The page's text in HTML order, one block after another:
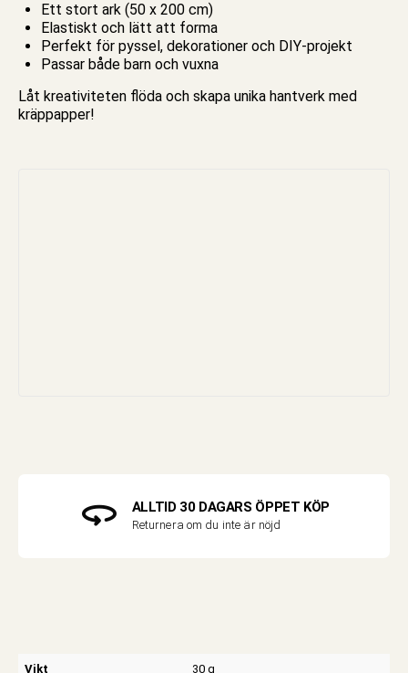
Ett stort ark (50 x 200 cm)
Elastiskt och lätt att forma
Perfekt för pyssel , dekorationer och DIY-projekt
Passar både barn och vuxna
Låt kreativiteten flöda och skapa unika hantverk med
kräppapper!
ALLTID 30 DAGARS ÖPPET KÖP
Returnera om du inte är nöjd
Vikt 30 g